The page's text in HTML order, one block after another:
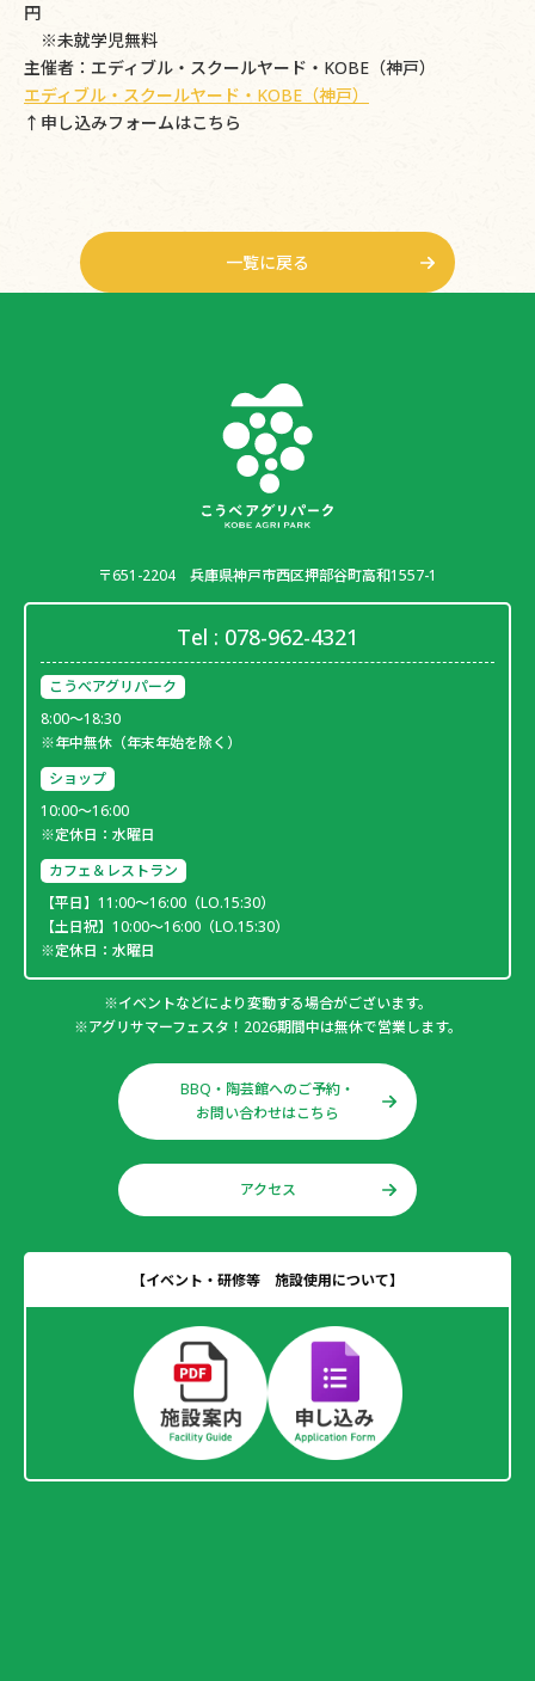
円
※未就学児無料
主催者：エディブル・スクールヤード・KOBE（神戸）
エディブル・スクールヤード・KOBE（神戸）
↑申し込みフォームはこちら
一覧に戻る
〒651-2204 兵庫県神戸市西区押部谷町高和1557-1
Tel : 078-962-4321
こうべアグリパーク
8:00～18:30
※年中無休（年末年始を除く）
ショップ
10:00～16:00
※定休日：水曜日
カフェ＆レストラン
【平日】11:00～16:00（LO.15:30）
【土日祝】10:00～16:00（LO.15:30）
※定休日：水曜日
※イベントなどにより変動する場合がございます。
※アグリサマーフェスタ！2026期間中は無休で営業します。
BBQ・陶芸館へのご予約・
お問い合わせはこちら
アクセス
【イベント・研修等 施設使用について】